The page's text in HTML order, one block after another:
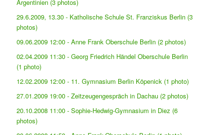
Argentinien (3 photos)
29.6.2009, 13.30 - Katholische Schule St. Franziskus Berlin (3
photos)
09.06.2009 12:00 - Anne Frank Oberschule Berlin (2 photos)
02.04.2009 11:30 - Georg Friedrich Händel Oberschule Berlin
(1 photo)
12.02.2009 12:00 - 11. Gymnasium Berlin Köpenick (1 photo)
27.01.2009 19:00 - Zeitzeugengespräch in Dachau (2 photos)
20.10.2008 11:00 - Sophie-Hedwig-Gymnasium in Diez (6
photos)